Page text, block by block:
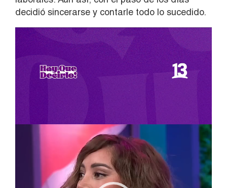
decidió sincerarse y contarle todo lo sucedido.
Reproductor